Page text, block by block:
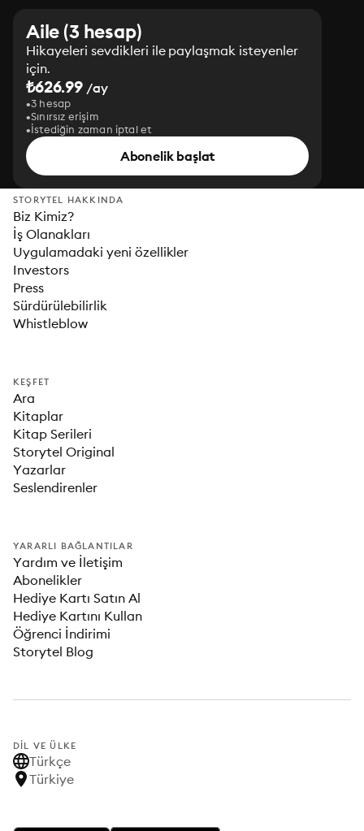
Aile (3 hesap)
Hikayeleri sevdikleri ile paylaşmak isteyenler
için.
₺626.99 /ay
3 hesap
Sınırsız erişim
İstediğin zaman iptal et
Abonelik başlat
STORYTEL HAKKINDA
Biz Kimiz?
İş Olanakları
Uygulamadaki yeni özellikler
Investors
Press
Sürdürülebilirlik
Whistleblow
KEŞFET
Ara
Kitaplar
Kitap Serileri
Storytel Original
Yazarlar
Seslendirenler
YARARLI BAĞLANTILAR
Yardım ve İletişim
Abonelikler
Hediye Kartı Satın Al
Hediye Kartını Kullan
Öğrenci İndirimi
Storytel Blog
DIL VE ÜLKE
Türkçe
Türkiye